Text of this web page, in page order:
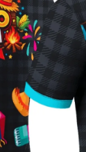
Nail